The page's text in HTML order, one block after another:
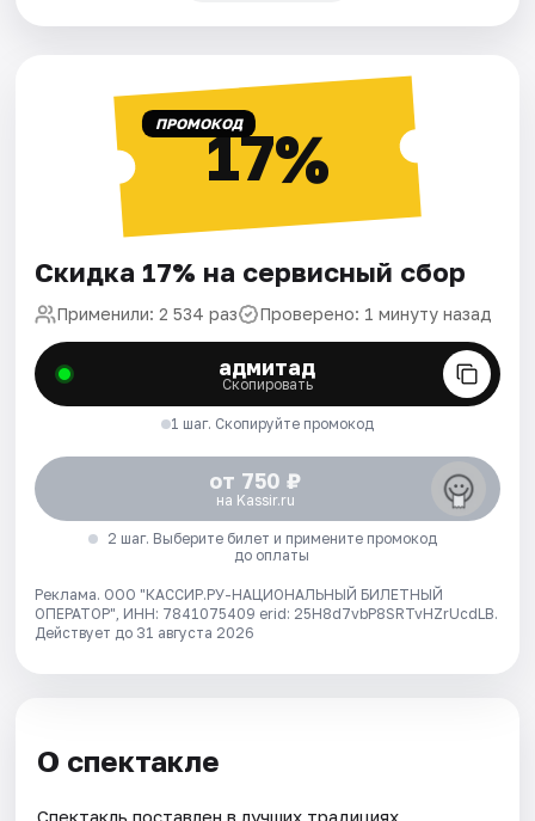
ПРОМОКОД17%
Скидка 17% на сервисный сбор
Применили: 2 534 раз Проверено: 1 минуту назад
адмитад
Скопировать
1 шаг. Скопируйте промокод
от 750 ₽
на Kassir.ru
2 шаг. Выберите билет и примените промокод
до оплаты
Реклама. ООО "КАССИР.РУ-НАЦИОНАЛЬНЫЙ БИЛЕТНЫЙ
ОПЕРАТОР", ИНН: 7841075409 erid: 25H8d7vbP8SRTvHZrUcdLB.
Действует до 31 августа 2026
О спектакле
Спектакль поставлен в лучших традициях